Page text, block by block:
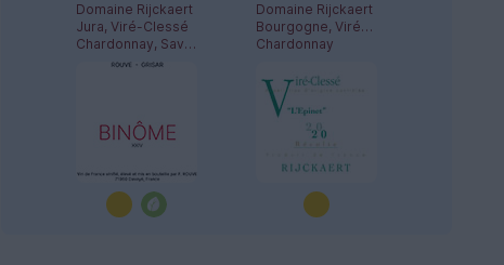
Domaine Rijckaert
Jura, Viré-Clessé
Chardonnay, Savagnin
Domaine Rijckaert
Bourgogne, Viré-Clessé
Chardonnay